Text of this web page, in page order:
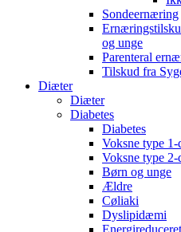
Sondeernæring
og unge
Parenteral
Tilskud fra
Diæter
Diæter
Diabetes
Diabetes
Voksne type 1-
Voksne type 2-
Børn og unge
Ældre
Cøliaki
Dyslipidæmi